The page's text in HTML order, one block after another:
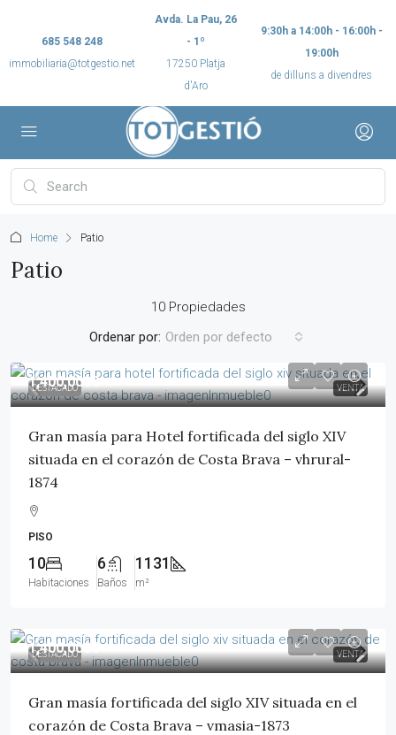
685 548 248
immobiliaria@totgestio.net
Avda. La Pau, 26
- 1º
17250 Platja
d'Aro
9:30h a 14:00h - 16:00h -
19:00h
de dilluns a divendres
Home Patio
Patio
10 Propiedades
Ordenar por: Orden por defecto
DESTACADO VENTA
1,400,000€
Gran masía para Hotel fortificada del siglo XIV
situada en el corazón de Costa Brava – vhrural-
1874
PISO
10
Habitaciones
6
Baños
1131
m²
DESTACADO VENTA
1,400,000€
Gran masía fortificada del siglo XIV situada en el
corazón de Costa Brava – vmasia-1873